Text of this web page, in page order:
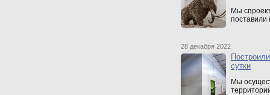
Мы
поставили
28 декабря 2022
сутки
Мы